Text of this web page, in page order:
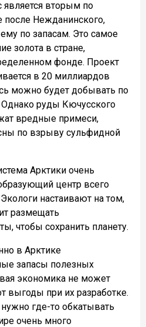
вторым по
после Нежданинского,
ему по запасам. Это самое
золота в стране,
фонде. Проект
в 20 миллиардов
можно будет добывать по
Однако руды Кючусского
вредные примеси,
по взрыву сульфидной
Арктики очень
центр всего
настаивают на том,
размещать
чтобы сохранить планету.
в Арктике
запасы полезных
экономика не может
выгоды при их разработке.
где-то обкатывать
очень много